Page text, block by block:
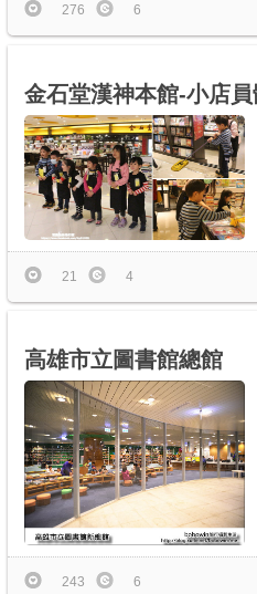
276 6
金石堂漢神本館-小店
21 4
高雄市立圖書館總館
243 6